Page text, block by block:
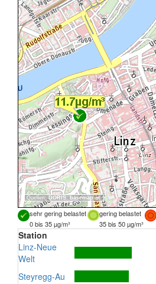
Quellen:DORIS, basemap.at
sehr gering belastet gering belastet
0 bis 35 µg/m³
35 bis 50 µg/m³
Station
Linz-Neue
Welt
Steyregg-Au